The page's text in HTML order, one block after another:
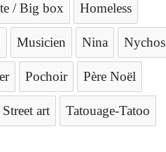
/ Big box Homeless
Musicien Nina Nychos
Pochoir Père Noël
Street art Tatouage-Tatoo